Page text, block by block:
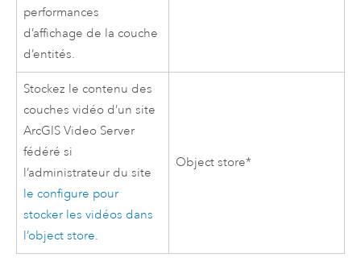
performances
d’affichage de la couche
d’entités.
Stockez le contenu des
couches vidéo d’un site
ArcGIS Video Server
fédéré si
l’administrateur du site
le configure pour
stocker les vidéos dans
l’object store.
Object store*